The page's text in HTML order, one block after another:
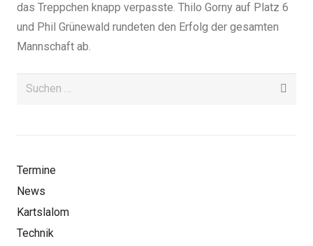
das Treppchen knapp verpasste. Thilo Gorny auf Platz 6
und Phil Grünewald rundeten den Erfolg der gesamten
Mannschaft ab.
Suchen
Termine
News
Kartslalom
Technik